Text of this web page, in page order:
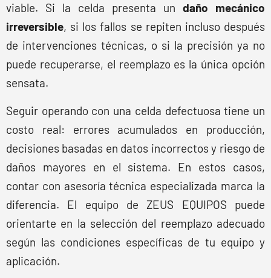
viable. Si la celda presenta un daño mecánico
irreversible, si los fallos se repiten incluso después
de intervenciones técnicas, o si la precisión ya no
puede recuperarse, el reemplazo es la única opción
sensata.
Seguir operando con una celda defectuosa tiene un
costo real: errores acumulados en producción,
decisiones basadas en datos incorrectos y riesgo de
daños mayores en el sistema. En estos casos,
contar con asesoría técnica especializada marca la
diferencia. El equipo de ZEUS EQUIPOS puede
orientarte en la selección del reemplazo adecuado
según las condiciones específicas de tu equipo y
aplicación.